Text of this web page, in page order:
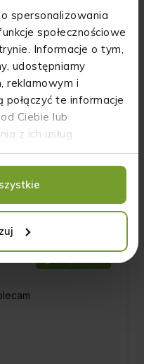
spersonalizowania
społecznościowe
Informacje o tym,
udostępniamy
reklamowym i
te informacje
Ciebie lub
z ich usług.
Wyczyść Szukaj
ważna!
naszych produktów i
Ciebie obdarzeni.
zweryfikowano
zweryfikowano